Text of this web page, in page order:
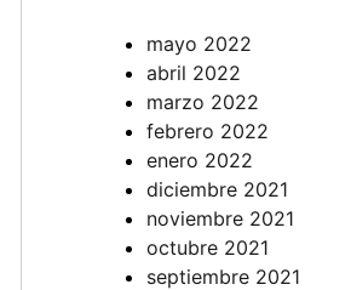
mayo 2022
abril 2022
marzo 2022
febrero 2022
enero 2022
diciembre 2021
noviembre 2021
octubre 2021
septiembre 2021